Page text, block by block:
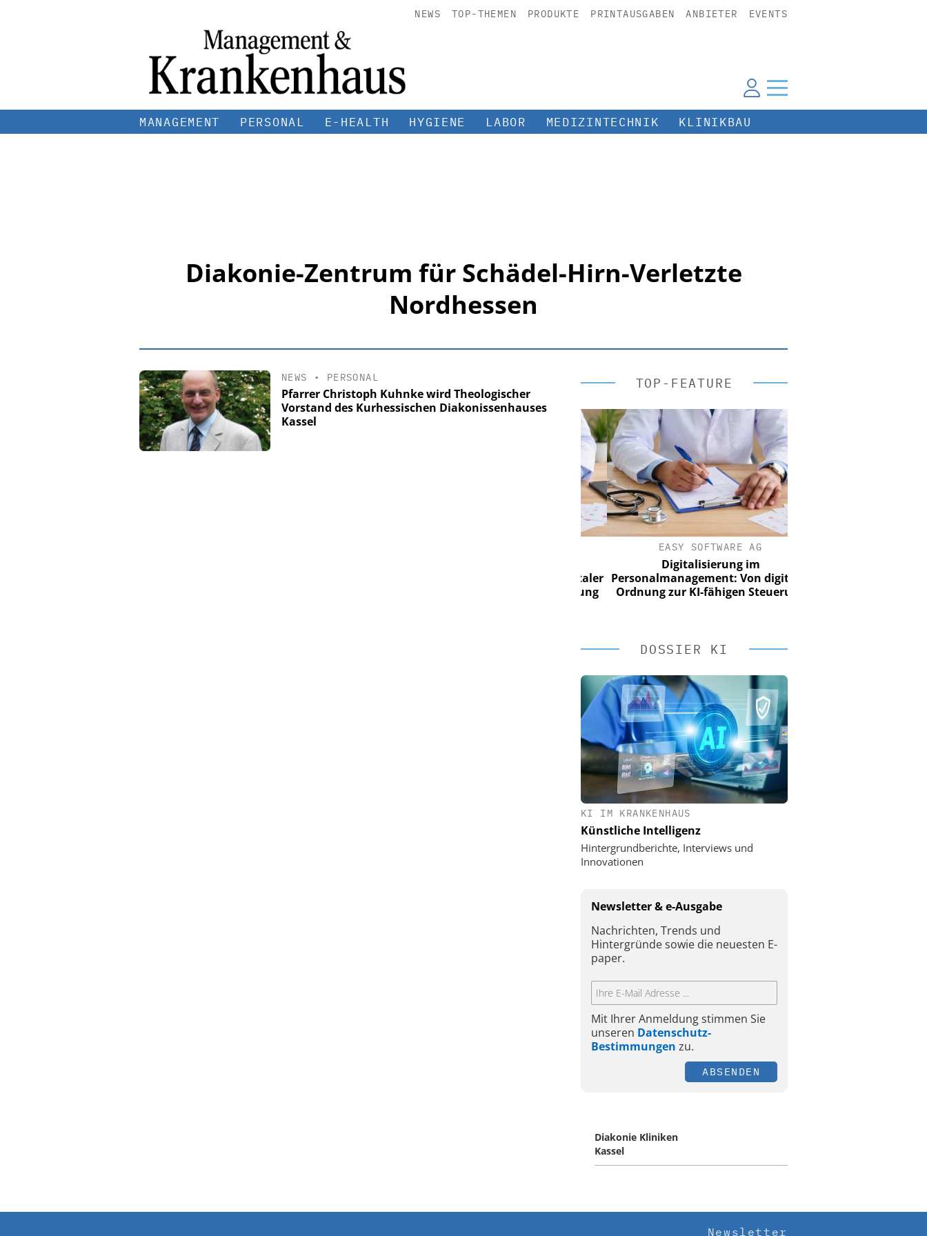
NEWS TOP-THEMEN PRODUKTE PRINTAUSGABEN ANBIETER EVENTS
MANAGEMENT PERSONAL E-HEALTH HYGIENE LABOR MEDIZINTECHNIK KLINIKBAU
Diakonie-Zentrum für Schädel-Hirn-Verletzte
Nordhessen
NEWS • PERSONAL
Pfarrer Christoph Kuhnke wird Theologischer
Vorstand des Kurhessischen Diakonissenhauses
Kassel
TOP-FEATURE
Personalmanagement: Von digitaler
EASY SOFTWARE AG
Digitalisierung im
Personalmanagement: Von digitaler
Ordnung zur KI-fähigen Steuerung
DOSSIER KI
KI IM KRANKENHAUS
Künstliche Intelligenz
Hintergrundberichte, Interviews und
Innovationen
Newsletter & e-Ausgabe
Nachrichten, Trends und
Hintergründe sowie die neuesten E-
paper.
Mit Ihrer Anmeldung stimmen Sie
unseren Datenschutz-
Bestimmungen zu.
ABSENDEN
Diakonie Kliniken
Kassel
Newsletter